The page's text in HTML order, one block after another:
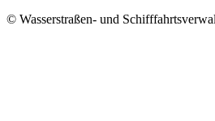
© Wasserstraßen- und